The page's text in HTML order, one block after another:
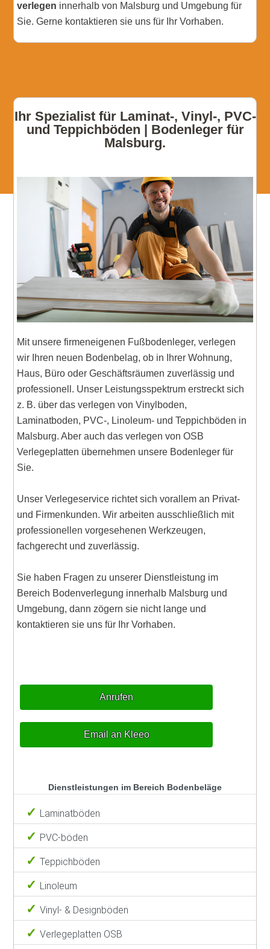
verlegen innerhalb von Malsburg und Umgebung für
Sie. Gerne kontaktieren sie uns für Ihr Vorhaben.
Ihr Spezialist für Laminat-, Vinyl-, PVC-
und Teppichböden | Bodenleger für
Malsburg.
Mit unsere firmeneigenen Fußbodenleger, verlegen
wir Ihren neuen Bodenbelag, ob in Ihrer Wohnung,
Haus, Büro oder Geschäftsräumen zuverlässig und
professionell. Unser Leistungsspektrum erstreckt sich
z. B. über das verlegen von Vinylboden,
Laminatboden, PVC-, Linoleum- und Teppichböden in
Malsburg. Aber auch das verlegen von OSB
Verlegeplatten übernehmen unsere Bodenleger für
Sie.
Unser Verlegeservice richtet sich vorallem an Privat-
und Firmenkunden. Wir arbeiten ausschließlich mit
professionellen vorgesehenen Werkzeugen,
fachgerecht und zuverlässig.
Sie haben Fragen zu unserer Dienstleistung im
Bereich Bodenverlegung innerhalb Malsburg und
Umgebung, dann zögern sie nicht lange und
kontaktieren sie uns für Ihr Vorhaben.
Anrufen
Email an Kleeo
Dienstleistungen im Bereich Bodenbeläge
Laminatböden
PVC-böden
Teppichböden
Linoleum
Vinyl- & Designböden
Verlegeplatten OSB